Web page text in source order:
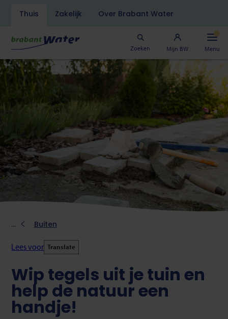
Overslaan
naar
de
inhoud
gaan
Thuis Zakelijk Over Brabant Water
Zoeken Mijn BW Menu
Kruimelpad
Buiten
Lees voor Translate
Wip tegels uit je tuin en
help de natuur een
handje!